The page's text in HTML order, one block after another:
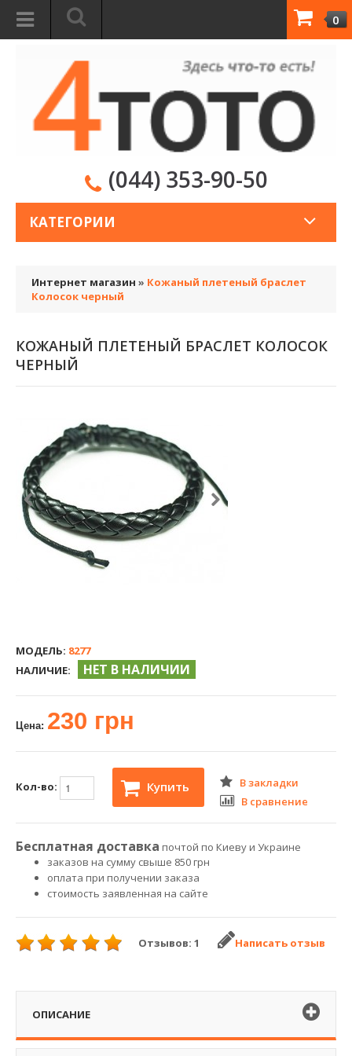
0
(044) 353-90-50
КАТЕГОРИИ
Интернет магазин » Кожаный плетеный браслет
Колосок черный
КОЖАНЫЙ ПЛЕТЕНЫЙ БРАСЛЕТ КОЛОСОК
ЧЕРНЫЙ
МОДЕЛЬ: 8277
НАЛИЧИЕ:
НЕТ В НАЛИЧИИ
Цена: 230 грн
Кол-во: Купить
В закладки
В сравнение
Бесплатная доставка почтой по Киеву и Украине
заказов на сумму свыше 850 грн
оплата при получении заказа
стоимость заявленная на сайте
Отзывов: 1 Написать отзыв
ОПИСАНИЕ